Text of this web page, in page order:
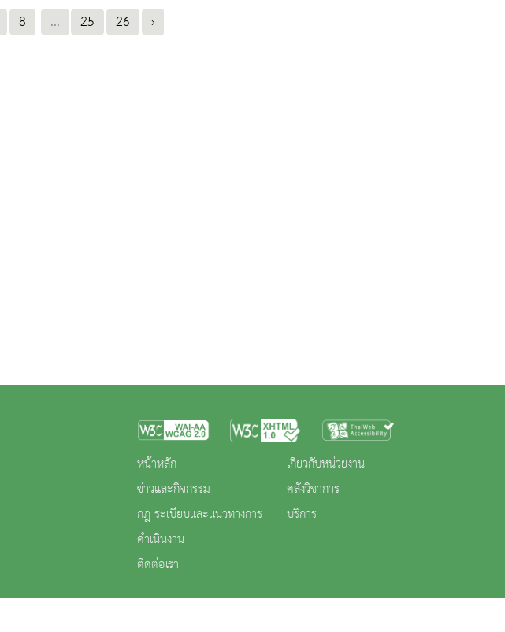
8 ... 25 26 ›
หน้าหลัก
ข่าวและกิจกรรม
กฎ ระเบียบและแนวทางการ
ดำเนินงาน
ติดต่อเรา
เกี่ยวกับหน่วยงาน
คลังวิชาการ
บริการ